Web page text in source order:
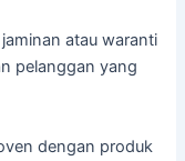
atau waranti
pelanggan yang
dengan produk